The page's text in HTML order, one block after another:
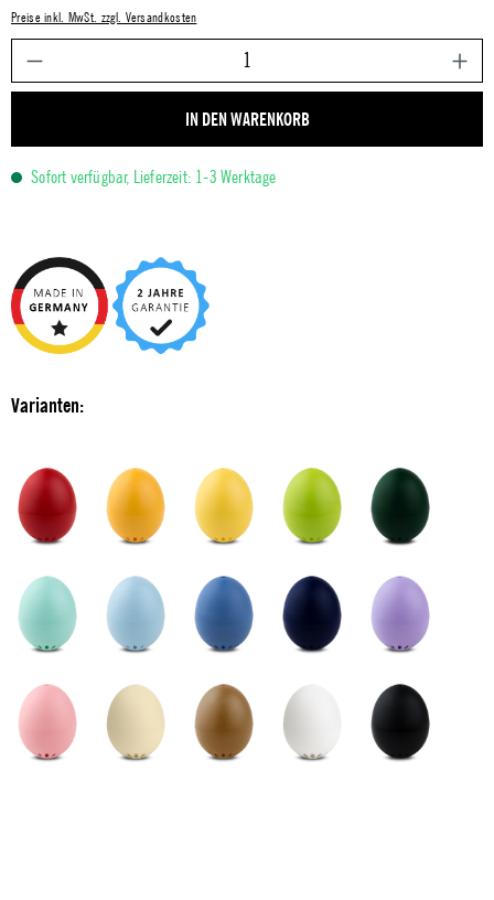
Preise inkl. MwSt. zzgl. Versandkosten
IN DEN WARENKORB
Sofort verfügbar, Lieferzeit: 1-3 Werktage
Varianten: